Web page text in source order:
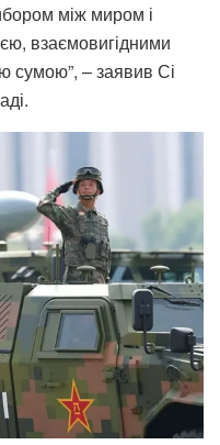
між миром і
взаємовигідними
сумою”, – заявив Сі